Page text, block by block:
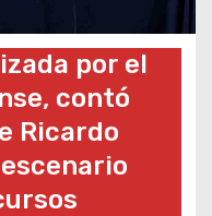
por el
contó
Ricardo